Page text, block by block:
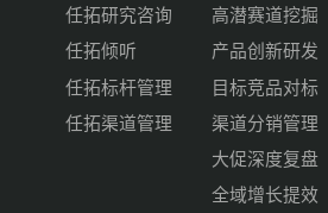
任拓研究咨询
任拓倾听
任拓标杆管理
任拓渠道管理
高潜赛道挖掘
产品创新研发
目标竞品对标
渠道分销管理
大促深度复盘
全域增长提效